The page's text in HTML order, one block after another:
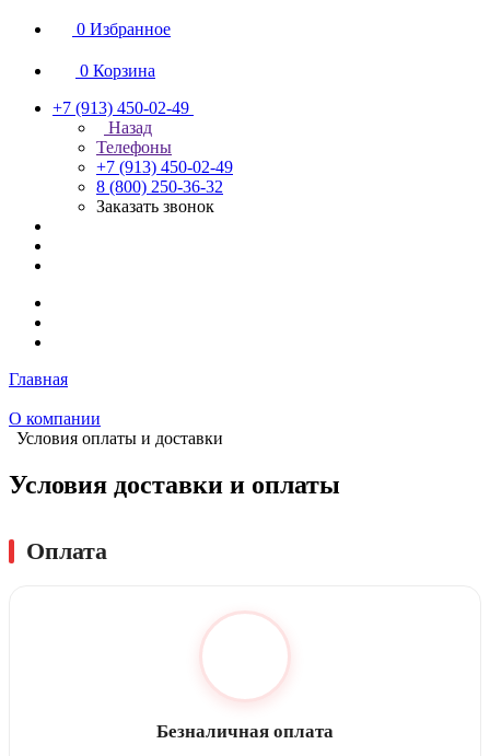
0 Избранное
0 Корзина
+7 (913) 450-02-49
Назад
Телефоны
+7 (913) 450-02-49
8 (800) 250-36-32
Заказать звонок
Главная
О компании
Условия оплаты и доставки
Условия доставки и оплаты
Оплата
Безналичная оплата